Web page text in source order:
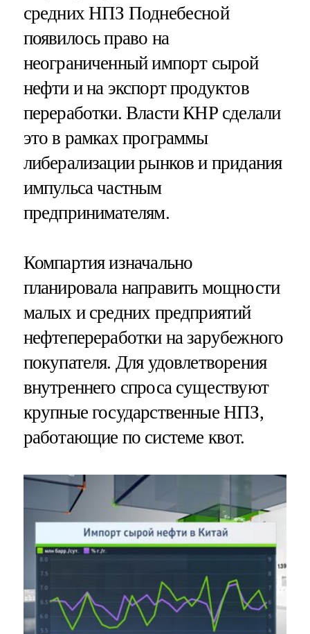
средних НПЗ Поднебесной
появилось право на
неограниченный импорт сырой
нефти и на экспорт продуктов
переработки. Власти КНР сделали
это в рамках программы
либерализации рынков и придания
импульса частным
предпринимателям.
Компартия изначально
планировала направить мощности
малых и средних предприятий
нефтепереработки на зарубежного
покупателя. Для удовлетворения
внутреннего спроса существуют
крупные государственные НПЗ,
работающие по системе квот.